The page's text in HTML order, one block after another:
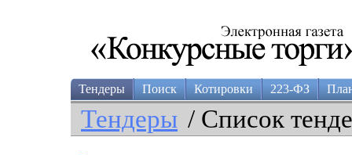
Тендеры Поиск Котировки 223-ФЗ
Тендеры / Список